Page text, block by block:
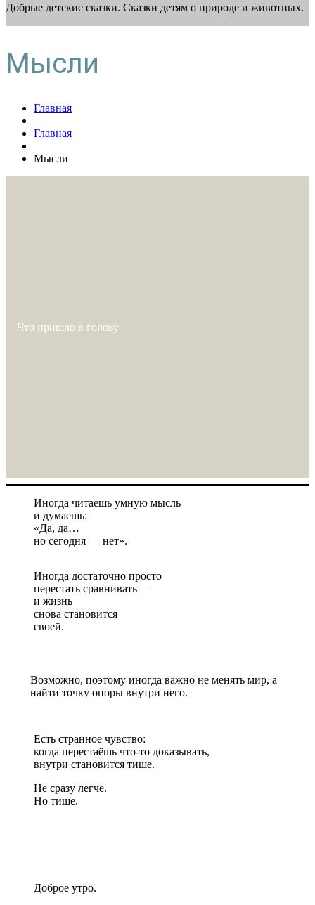
Добрые детские сказки. Сказки детям о природе и животных.
Мысли
Главная
Главная
Мысли
Что пришло в голову
Иногда читаешь умную мысль
и думаешь:
«Да, да…
но сегодня — нет».
Иногда достаточно просто
перестать сравнивать —
и жизнь
снова становится
своей.
Возможно, поэтому иногда важно не менять мир, а
найти точку опоры внутри него.
Есть странное чувство:
когда перестаёшь что-то доказывать,
внутри становится тише.
Не сразу легче.
Но тише.
Доброе утро.